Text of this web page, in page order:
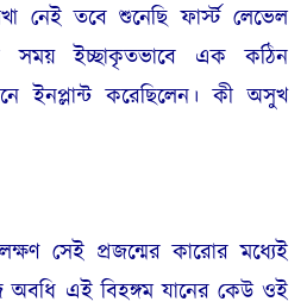
তবে শুনেছি ফার্স্ট লেভেল
সময় ইচ্ছাকৃতভাবে এক কঠিন
ইনপ্লান্ট করেছিলেন। কী অসুখ
সেই প্রজন্মের কারোর মধ্যেই
এই বিহঙ্গম যানের কেউ ওই